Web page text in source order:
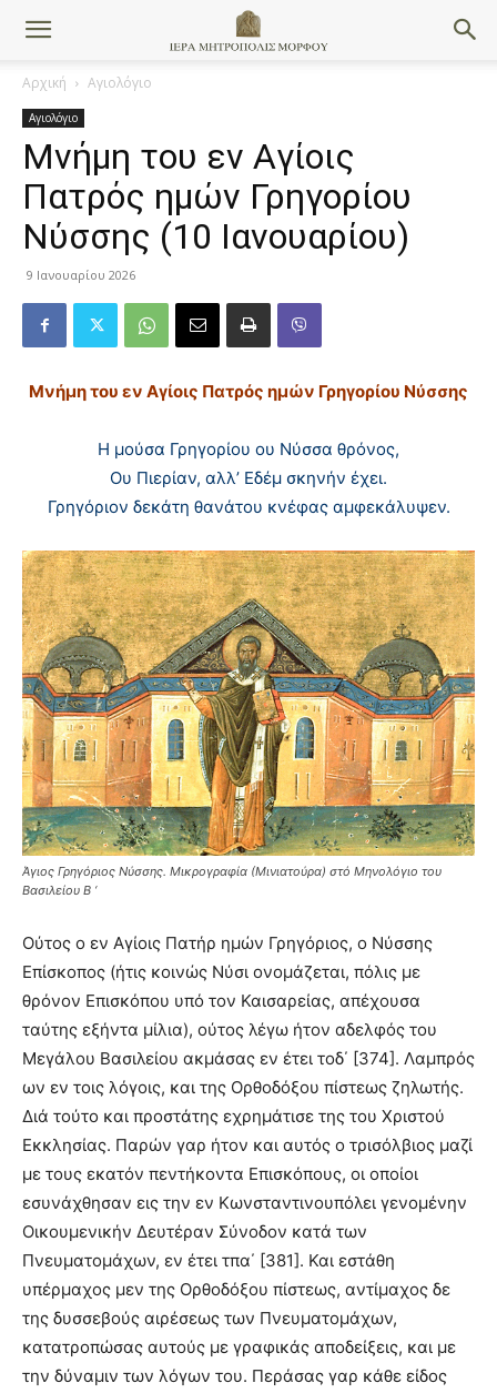
Αρχική Αγιολόγιο
Αγιολόγιο
Μνήμη του εν Aγίοις
Πατρός ημών Γρηγορίου
Νύσσης (10 Ιανουαρίου)
9 Ιανουαρίου 2026
Μνήμη του εν Aγίοις Πατρός ημών Γρηγορίου Νύσσης
H μούσα Γρηγορίου ου Νύσσα θρόνος,
Ου Πιερίαν, αλλ’ Eδέμ σκηνήν έχει.
Γρηγόριον δεκάτη θανάτου κνέφας αμφεκάλυψεν.
Άγιος Γρηγόριος Νύσσης. Μικρογραφία (Μινιατούρα) στό Μηνολόγιο του
Βασιλείου Β ‘
Oύτος ο εν Aγίοις Πατήρ ημών Γρηγόριος, ο Νύσσης
Eπίσκοπος (ήτις κοινώς Νύσι ονομάζεται, πόλις με
θρόνον Eπισκόπου υπό τον Καισαρείας, απέχουσα
ταύτης εξήντα μίλια), ούτος λέγω ήτον αδελφός του
Μεγάλου Βασιλείου ακμάσας εν έτει τοδ΄ [374]. Λαμπρός
ων εν τοις λόγοις, και της Ορθοδόξου πίστεως ζηλωτής.
Διά τούτο και προστάτης εχρημάτισε της του Χριστού
Eκκλησίας. Παρών γαρ ήτον και αυτός ο τρισόλβιος μαζί
με τους εκατόν πεντήκοντα Eπισκόπους, οι οποίοι
εσυνάχθησαν εις την εν Κωνσταντινουπόλει γενομένην
Οικουμενικήν Δευτέραν Σύνοδον κατά των
Πνευματομάχων, εν έτει τπα΄ [381]. Και εστάθη
υπέρμαχος μεν της Ορθοδόξου πίστεως, αντίμαχος δε
της δυσσεβούς αιρέσεως των Πνευματομάχων,
κατατροπώσας αυτούς με γραφικάς αποδείξεις, και με
την δύναμιν των λόγων του. Περάσας γαρ κάθε είδος